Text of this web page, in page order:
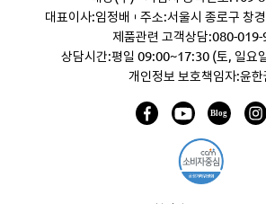
원
대표이사:임정배
주소:서울시 종로구 창
제품관련 고객상담:080-019-
상담시간:평일 09:00~17:30 (토, 일요
개인정보 보호책임자:윤한